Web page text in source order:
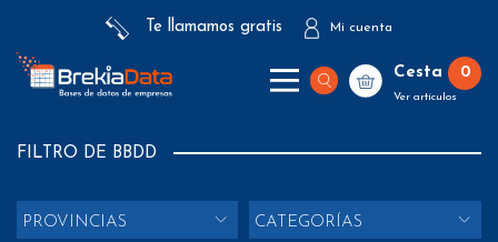
Te llamamos gratis Mi cuenta
Cesta 0
Ver artículos
FILTRO DE BBDD
PROVINCIAS CATEGORÍAS